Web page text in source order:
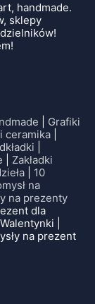
handmade.
sklepy
Grafiki
ceramika
Zakładki
10
na
na prezenty
dla
|
na prezent